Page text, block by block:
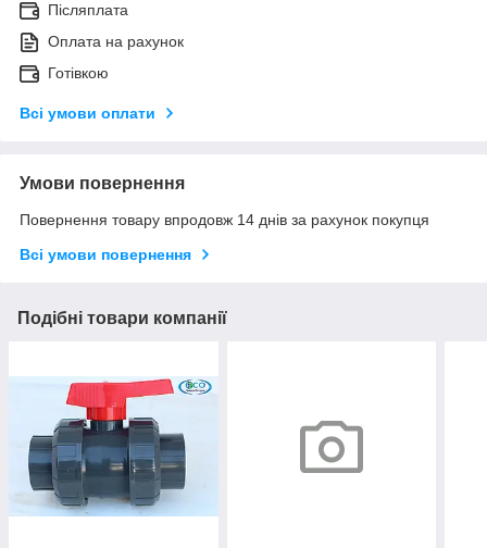
Післяплата
Оплата на рахунок
Готівкою
Всі умови оплати
Умови повернення
Повернення товару впродовж 14 днів за рахунок покупця
Всі умови повернення
Подібні товари компанії